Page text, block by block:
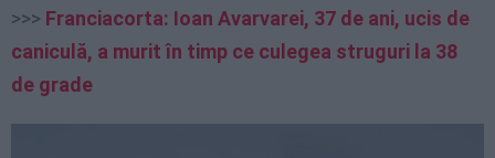
>>> Franciacorta: Ioan Avarvarei, 37 de ani, ucis de
caniculă, a murit în timp ce culegea struguri la 38
de grade